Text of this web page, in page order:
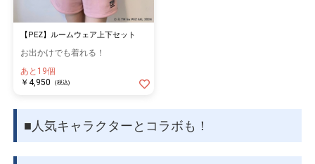
【PEZ】ルームウェア上下セット
お出かけでも着れる！
あと19個
￥4,950
(税込)
■人気キャラクターとコラボも！